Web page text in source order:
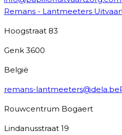
Remans - Lantmeeters
Hoogstraat 83
Genk 3600
België
remans-lantmeeters@dela.be
Rouwcentrum Bogaert
Lindanusstraat 19